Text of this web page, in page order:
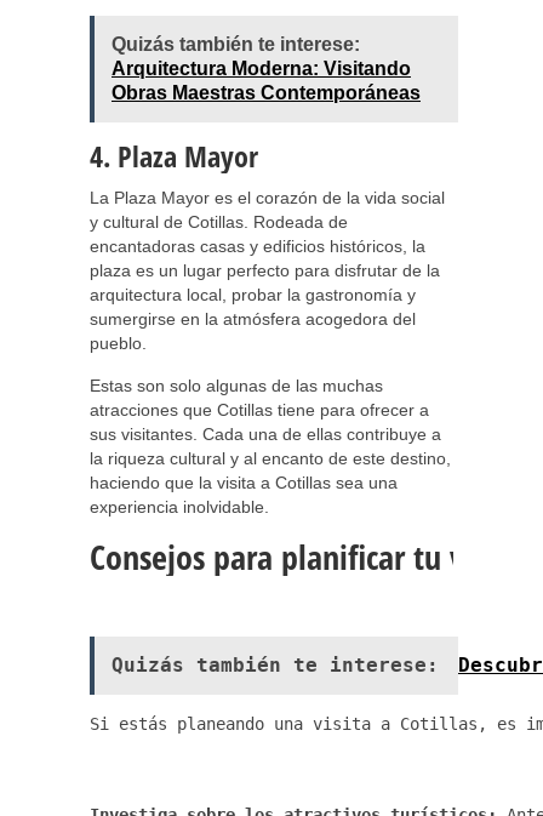
Quizás también te interese:
Arquitectura Moderna: Visitando
Obras Maestras Contemporáneas
4. Plaza Mayor
La Plaza Mayor es el corazón de la vida social
y cultural de Cotillas. Rodeada de
encantadoras casas y edificios históricos, la
plaza es un lugar perfecto para disfrutar de la
arquitectura local, probar la gastronomía y
sumergirse en la atmósfera acogedora del
pueblo.
Estas son solo algunas de las muchas
atracciones que Cotillas tiene para ofrecer a
sus visitantes. Cada una de ellas contribuye a
la riqueza cultural y al encanto de este destino,
haciendo que la visita a Cotillas sea una
experiencia inolvidable.
Consejos para planificar tu visita
Quizás también te interese:
Si estás planeando una visita a Cotillas, es